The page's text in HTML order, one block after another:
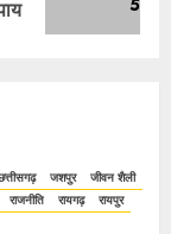
जशपुर
जीवन शैली
राजनीति रायगढ़
रायपुर